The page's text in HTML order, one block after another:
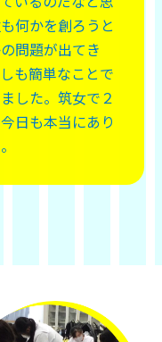
何かを創ろうと
問題が出てき
も簡単なことで
した。筑女で２
日も本当にあり